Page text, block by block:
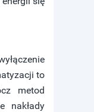
to
metod
nakłady